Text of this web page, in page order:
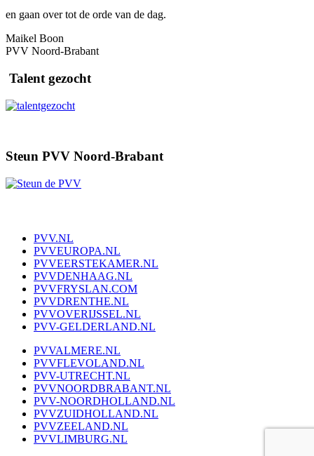
en gaan over tot de orde van de dag.
Maikel Boon
PVV Noord-Brabant
Talent gezocht
Steun PVV Noord-Brabant
PVV.NL
PVVEUROPA.NL
PVVEERSTEKAMER.NL
PVVDENHAAG.NL
PVVFRYSLAN.COM
PVVDRENTHE.NL
PVVOVERIJSSEL.NL
PVV-GELDERLAND.NL
PVVALMERE.NL
PVVFLEVOLAND.NL
PVV-UTRECHT.NL
PVVNOORDBRABANT.NL
PVV-NOORDHOLLAND.NL
PVVZUIDHOLLAND.NL
PVVZEELAND.NL
PVVLIMBURG.NL